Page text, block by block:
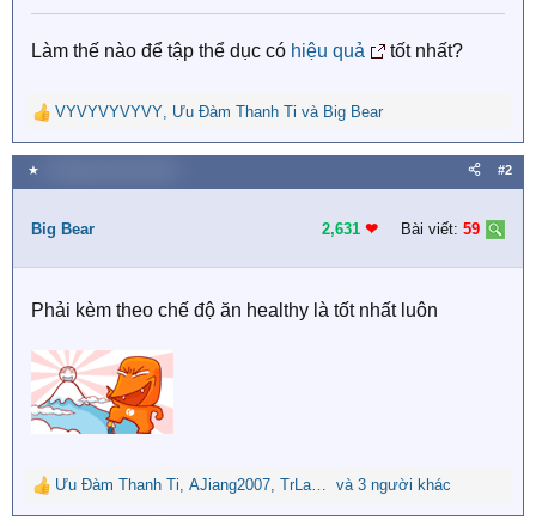
Làm thế nào để tập thể dục có hiệu quả tốt nhất?
R
e
a
c
i
n
:
VYVYVYVYVY, Ưu Đàm Thanh Ti và Big Bear
★ #2
Big Bear 2,631 ❤︎ Bài viết: 59
Phải kèm theo chế độ ăn healthy là tốt nhất luôn
R
e
Ưu Đàm Thanh Ti, AJiang2007, TrLannn và 3 người khác